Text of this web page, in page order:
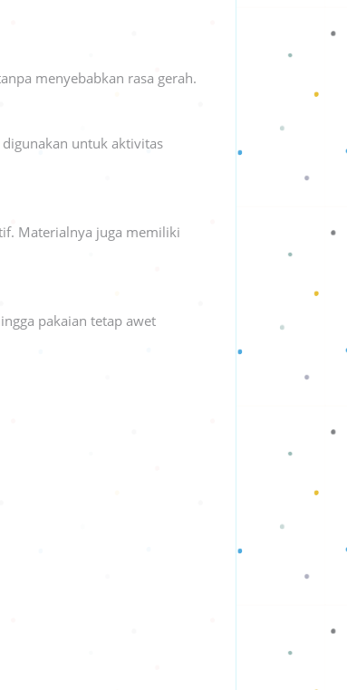
menyebabkan rasa gerah.
untuk aktivitas
Materialnya juga memiliki
pakaian tetap awet